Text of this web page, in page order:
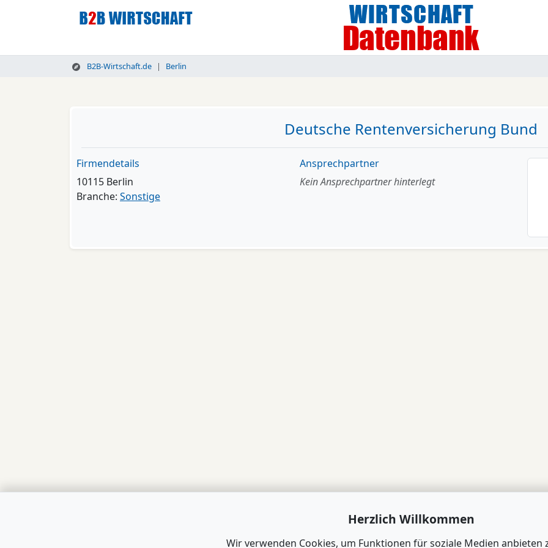
B2B-Wirtschaft.de Berlin
Deutsche Rentenversicherung Bund
Firmendetails
10115 Berlin
Branche: Sonstige
Ansprechpartner
Kein Ansprechpartner hinterlegt
Herzlich Willkommen
Wir verwenden Cookies, um Funktionen für soziale Medien anbieten